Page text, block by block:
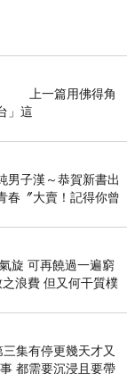
上一篇用佛得角
」這
男子漢～恭賀新書出
春〞大賣！記得你曾
感覺大家
旋 可再饒過一遍窮
浪費 但又何干質樸
集有停更幾天才又
都需要沉浸且要帶